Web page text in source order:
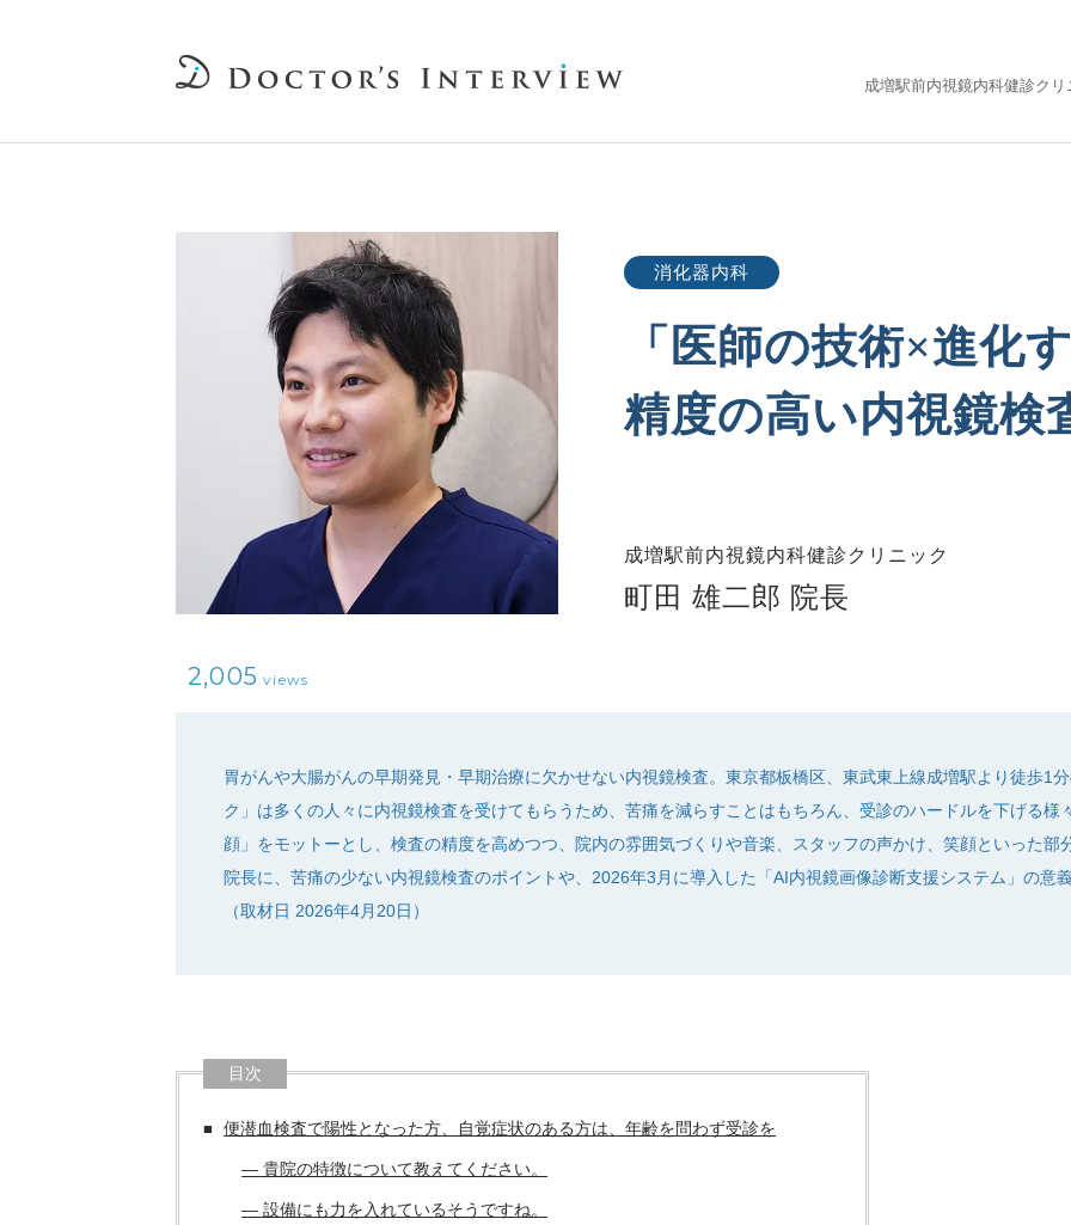
成増駅前内視鏡内科健診ク
消化器内科
「医師の技術×進化
精度の高い内視鏡検
成増駅前内視鏡内科健診クリニック
町田 雄二郎 院長
2,005 views
胃がんや大腸がんの早期発見・早期治療に欠かせない内視鏡検査。東京都板橋区、東武東上線成増駅より徒歩1
ク」は多くの人々に内視鏡検査を受けてもらうため、苦痛を減らすことはもちろん、受診のハードルを下げる様
顔」をモットーとし、検査の精度を高めつつ、院内の雰囲気づくりや音楽、スタッフの声かけ、笑顔といった部
院長に、苦痛の少ない内視鏡検査のポイントや、2026年3月に導入した「AI内視鏡画像診断支援システム」の意
（取材日 2026年4月20日）
目次
便潜血検査で陽性となった方、自覚症状のある方は、年齢を問わず受診を
― 貴院の特徴について教えてください。
― 設備にも力を入れているそうですね。